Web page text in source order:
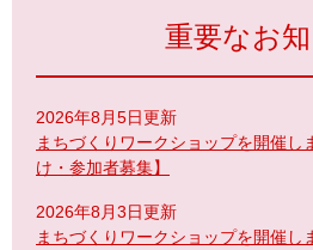
重要なお
2026年8月5日更新
まちづくりワークショップを開催し
け・参加者募集】
2026年8月3日更新
まちづくりワークショップを開催し